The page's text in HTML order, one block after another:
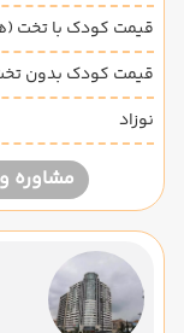
قیمت کودک با تخت
قیمت کودک بدون
نوزاد
مشاوره